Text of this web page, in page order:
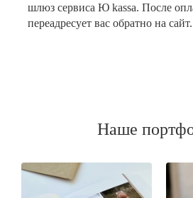
шлюз сервиса Ю kassa. После
переадресует вас обратно на сайт.
Наше